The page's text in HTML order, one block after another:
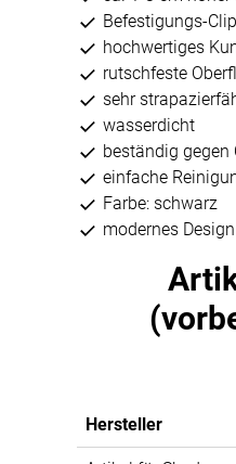
Befestigungs-
hochwertiges
rutschfeste
sehr
wasserdicht
beständig gegen
einfache
Farbe: schwarz
modernes Design
Hersteller